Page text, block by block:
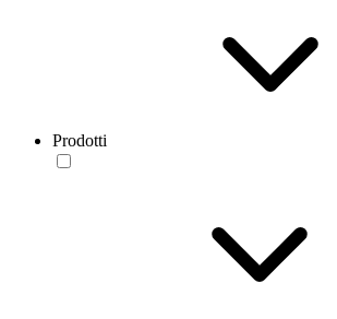
Prodotti